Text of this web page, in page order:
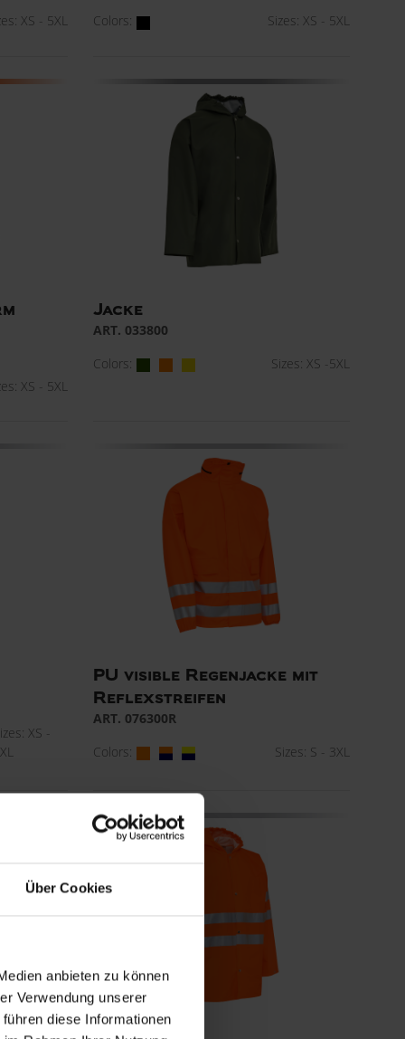
Über Cookies
anbieten zu können
Verwendung unserer
diese Informationen
XS - 5XL
Colors:
Sizes: XS - 5XL
XS - 5XL
Jacke
ART. 033800
Colors:
Sizes: XS -5XL
XS -
PU visible Regenjacke mit
Reflexstreifen
ART. 076300R
Colors:
Sizes: S - 3XL